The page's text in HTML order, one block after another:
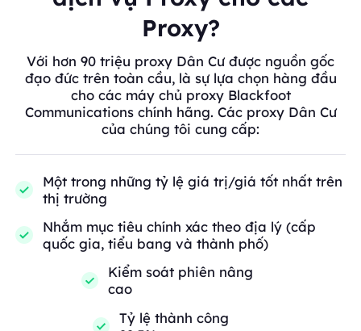
Proxy?
Với hơn 90 triệu proxy Dân Cư được nguồn gốc
đạo đức trên toàn cầu, là sự lựa chọn hàng đầu
cho các máy chủ proxy Blackfoot
Communications chính hãng. Các proxy Dân Cư
của chúng tôi cung cấp:
Một trong những tỷ lệ giá trị/giá tốt nhất trên
thị trường
Nhắm mục tiêu chính xác theo địa lý (cấp
quốc gia, tiểu bang và thành phố)
Kiểm soát phiên nâng
cao
Tỷ lệ thành công